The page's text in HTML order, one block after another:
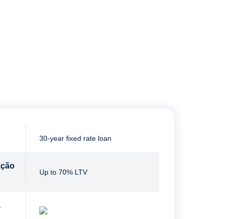
30-year fixed rate loan
Up to 70%​ LTV